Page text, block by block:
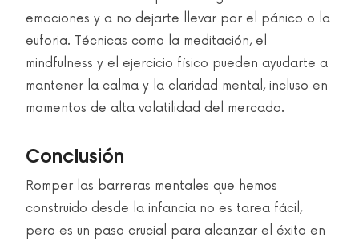
emociones y a no dejarte llevar por el pánico o la
euforia. Técnicas como la meditación, el
mindfulness y el ejercicio físico pueden ayudarte a
mantener la calma y la claridad mental, incluso en
momentos de alta volatilidad del mercado.
Conclusión
Romper las barreras mentales que hemos
construido desde la infancia no es tarea fácil,
pero es un paso crucial para alcanzar el éxito en